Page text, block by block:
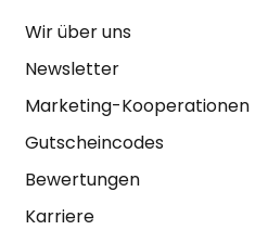
Wir über uns
Newsletter
Marketing-Kooperationen
Gutscheincodes
Bewertungen
Karriere